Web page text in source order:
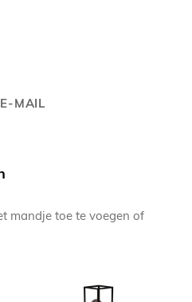
E-MAIL
mandje toe te voegen of